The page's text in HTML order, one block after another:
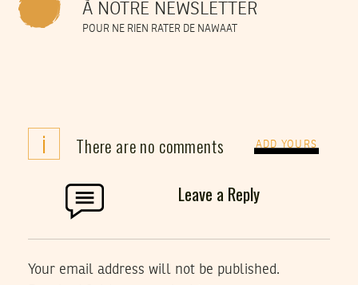
À NOTRE NEWSLETTER
POUR NE RIEN RATER DE NAWAAT
i There are no comments ADD YOURS
Leave a Reply
Your email address will not be published.